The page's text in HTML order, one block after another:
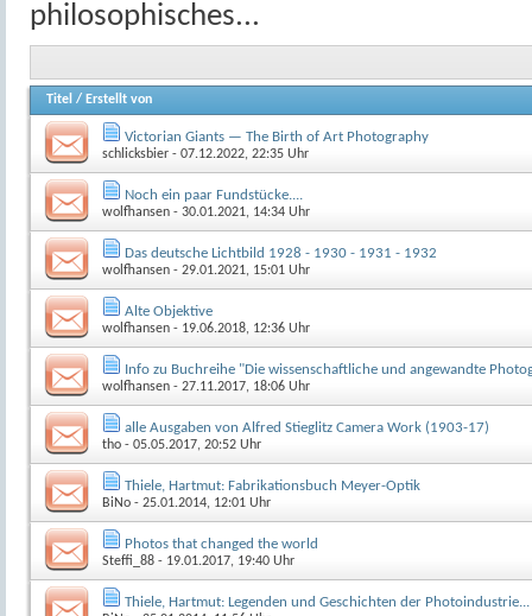
philosophisches...
Titel / Erstellt von
Victorian Giants — The Birth of Art Photography
schlicksbier - 07.12.2022, 22:35 Uhr
Noch ein paar Fundstücke....
wolfhansen - 30.01.2021, 14:34 Uhr
Das deutsche Lichtbild 1928 - 1930 - 1931 - 1932
wolfhansen - 29.01.2021, 15:01 Uhr
Alte Objektive
wolfhansen - 19.06.2018, 12:36 Uhr
Info zu Buchreihe "Die wissenschaftliche und angewandte
wolfhansen - 27.11.2017, 18:06 Uhr
alle Ausgaben von Alfred Stieglitz Camera Work (1903-17)
tho - 05.05.2017, 20:52 Uhr
Thiele, Hartmut: Fabrikationsbuch Meyer-Optik
BiNo - 25.01.2014, 12:01 Uhr
Photos that changed the world
Steffi_88 - 19.01.2017, 19:40 Uhr
Thiele, Hartmut: Legenden und Geschichten der Photoindustrie...